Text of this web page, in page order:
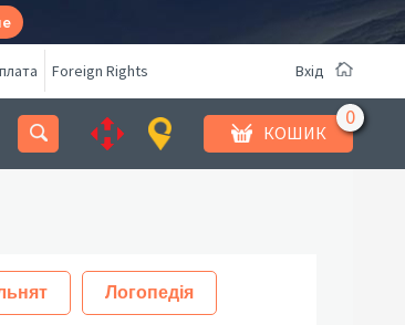
Foreign Rights Вхід
КОШИК
Логопедія